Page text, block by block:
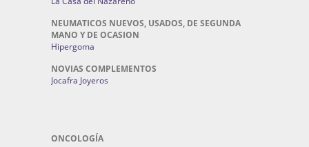
NEUMATICOS NUEVOS, USADOS, DE SEGUNDA
MANO Y DE OCASION
Hipergoma
NOVIAS COMPLEMENTOS
Jocafra Joyeros
ONCOLOGÍA